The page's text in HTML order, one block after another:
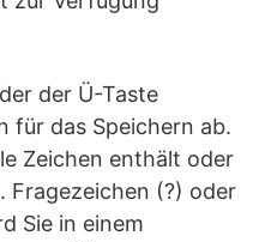
der Ü-Taste
für das Speichern ab.
Zeichen enthält oder
Fragezeichen (?) oder
Sie in einem